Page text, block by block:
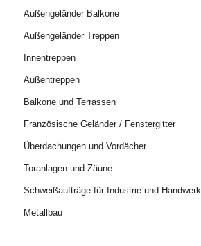
Außengeländer Balkone
Außengeländer Treppen
Innentreppen
Außentreppen
Balkone und Terrassen
Französische Geländer / Fenstergitter
Überdachungen und Vordächer
Toranlagen und Zäune
Schweißaufträge für Industrie und Handwerk
Metallbau